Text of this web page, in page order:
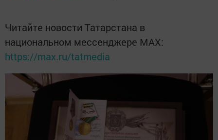
Читайте новости Татарстана в
национальном мессенджере MАХ:
https://max.ru/tatmedia